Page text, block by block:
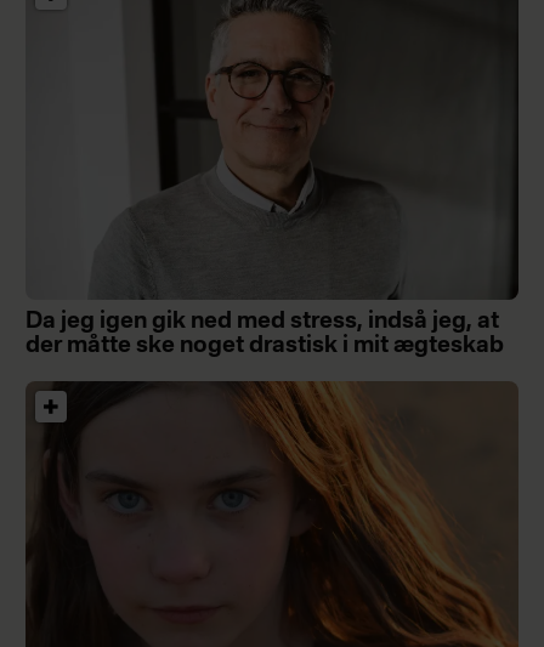
Da jeg igen gik ned med stress, indså jeg, at
der måtte ske noget drastisk i mit ægteskab